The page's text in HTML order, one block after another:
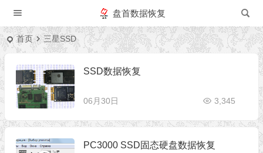
盘首数据恢复
首页 三星SSD
SSD数据恢复
06月30日 3,345
PC3000 SSD固态硬盘数据恢复